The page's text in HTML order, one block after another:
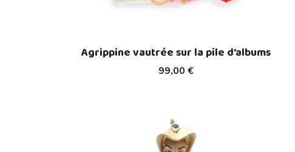
99,00 €
Agrippine vautrée sur la pile d'albums